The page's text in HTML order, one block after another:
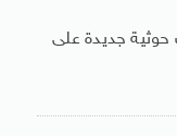
حوثية جديدة على